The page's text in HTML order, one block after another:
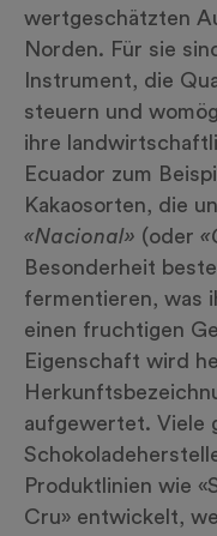
wertgeschätzten
Norden. Für sie
Instrument, die
steuern und
ihre
Ecuador zum
Kakaosorten, die
«Nacional» (oder
Besonderheit
fermentieren, was
einen fruchtigen
Eigenschaft wird
aufgewertet. Viele
Produktlinien wie
Cru» entwickelt,